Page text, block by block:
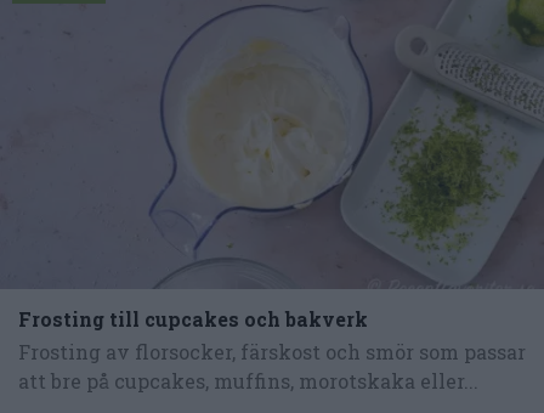
Frosting till cupcakes och bakverk
Frosting av florsocker, färskost och smör som passar
att bre på cupcakes, muffins, morotskaka eller...